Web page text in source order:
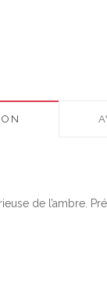
de l’ambre.